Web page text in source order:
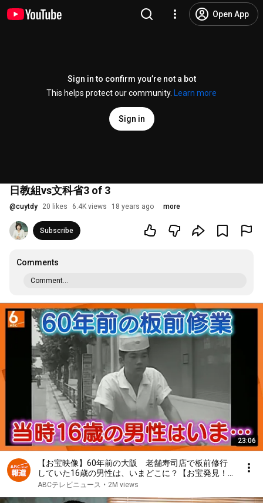
Open App
Sign in to confirm you’re not a bot
This helps protect our community.
Learn more
Sign in
日教組vs文科省3 of 3
@cuytdy 20 likes 6.4K views 18 years ago more
Subscribe
Comments
Comment...
23:06
【お宝映像】60年前の大阪 老舗寿司店で板前修行
していた16歳の男性は、いまどこに？【お宝発見！
関西いまむかし】
ABCテレビニュース • 2M views